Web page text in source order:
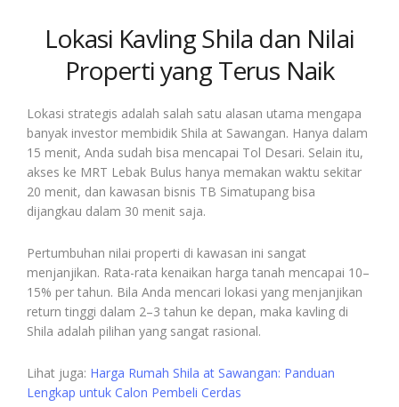
Lokasi Kavling Shila dan Nilai
Properti yang Terus Naik
Lokasi strategis adalah salah satu alasan utama mengapa
banyak investor membidik Shila at Sawangan. Hanya dalam
15 menit, Anda sudah bisa mencapai Tol Desari. Selain itu,
akses ke MRT Lebak Bulus hanya memakan waktu sekitar
20 menit, dan kawasan bisnis TB Simatupang bisa
dijangkau dalam 30 menit saja.
Pertumbuhan nilai properti di kawasan ini sangat
menjanjikan. Rata-rata kenaikan harga tanah mencapai 10–
15% per tahun. Bila Anda mencari lokasi yang menjanjikan
return tinggi dalam 2–3 tahun ke depan, maka kavling di
Shila adalah pilihan yang sangat rasional.
Lihat juga: Harga Rumah Shila at Sawangan: Panduan
Lengkap untuk Calon Pembeli Cerdas